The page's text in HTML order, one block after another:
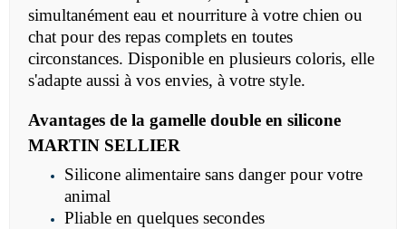
simultanément eau et nourriture à votre chien ou
chat pour des repas complets en toutes
circonstances. Disponible en plusieurs coloris, elle
s'adapte aussi à vos envies, à votre style.
Avantages de la gamelle double en silicone
MARTIN SELLIER
Silicone alimentaire sans danger pour votre
animal
Pliable en quelques secondes